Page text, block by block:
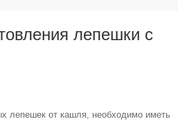
лепешки с
лепешек от кашля, необходимо иметь